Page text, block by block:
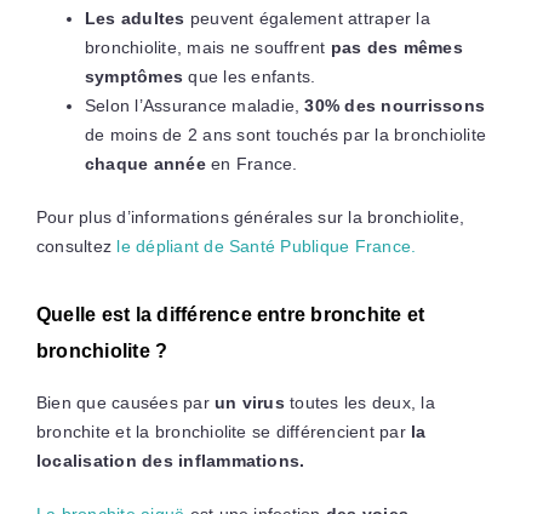
Les adultes peuvent également attraper la
bronchiolite, mais ne souffrent pas des mêmes
symptômes que les enfants.
Selon l’Assurance maladie,30% des nourrissons
de moins de 2 ans sont touchés par la bronchiolite
chaque annéeen France.
Pour plus d’informations générales sur la bronchiolite,
consultez le dépliant de Santé Publique France.
Quelle est la différence entre bronchite et
bronchiolite ?
Bien que causées parun virus toutes les deux, la
bronchite et la bronchiolite se différencient par la
localisation des inflammations.